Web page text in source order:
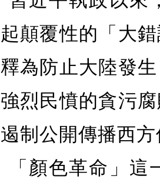
起顛覆性的「大
釋為防止大陸發
強烈民憤的貪污
遏制公開傳播西
「顏色革命」